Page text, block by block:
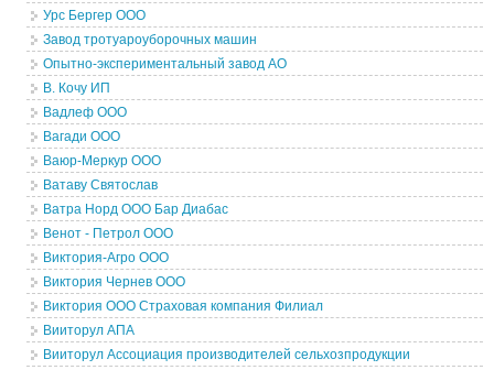
Урс Бергер ООО
Завод тротуароуборочных машин
Опытно-экспериментальный завод АО
В. Кочу ИП
Вадлеф ООО
Вагади ООО
Ваюр-Меркур ООО
Ватаву Святослав
Ватра Норд ООО Бар Диабас
Венот - Петрол ООО
Виктория-Агро ООО
Виктория Чернев ООО
Виктория ООО Страховая компания Филиал
Вииторул АПА
Вииторул Ассоциация производителей сельхозпродукции